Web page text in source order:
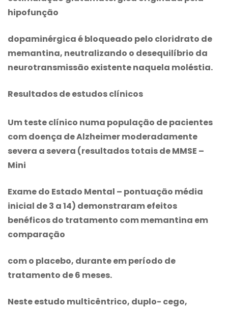
hipofunção
dopaminérgica é bloqueado pelo cloridrato de
memantina, neutralizando o desequilíbrio da
neurotransmissão existente naquela moléstia.
Resultados de estudos clínicos
Um teste clínico numa população de pacientes
com doença de Alzheimer moderadamente
severa a severa (resultados totais de MMSE –
Mini
Exame do Estado Mental – pontuação média
inicial de 3 a 14) demonstraram efeitos
benéficos do tratamento com memantina em
comparação
com o placebo, durante em período de
tratamento de 6 meses.
Neste estudo multicêntrico, duplo- cego,